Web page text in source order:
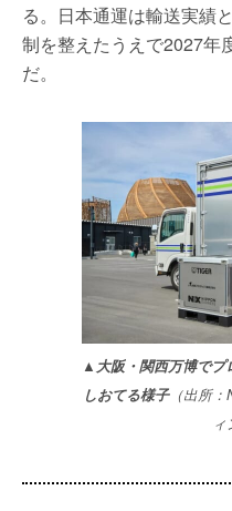
る。日本通運は輸送実績
制を整えたうえで2027年
だ。
▲大阪・関西万博でプ
しおてる様子（出所：
ィ